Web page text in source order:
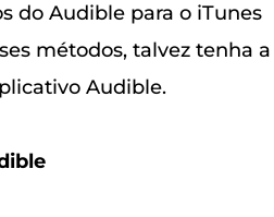
do Audible para o iTunes
métodos, talvez tenha a
Audible.